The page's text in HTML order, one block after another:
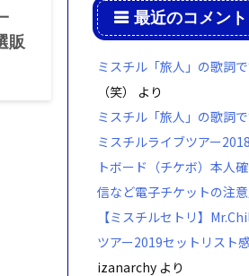
販
最近のコメント
ミスチル「旅人」の歌詞
（笑）
より
ミスチル「旅人」の歌詞
ミスチルライブツアー
トボード（チケボ）本人
信など電子チケットの注
【ミスチルセトリ】
ツアー2019セットリスト
izanarchy より